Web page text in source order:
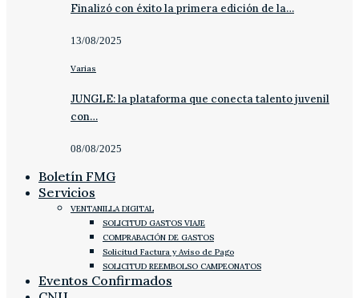
Finalizó con éxito la primera edición de la…
13/08/2025
Varias
JUNGLE: la plataforma que conecta talento juvenil
con…
08/08/2025
Boletín FMG
Servicios
VENTANILLA DIGITAL
SOLICITUD GASTOS VIAJE
COMPRABACIÓN DE GASTOS
Solicitud Factura y Aviso de Pago
SOLICITUD REEMBOLSO CAMPEONATOS
Eventos Confirmados